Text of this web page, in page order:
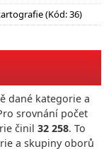
(Kód: 36)
dané kategorie a
srovnání počet
činil 32 258. To
a skupiny oborů